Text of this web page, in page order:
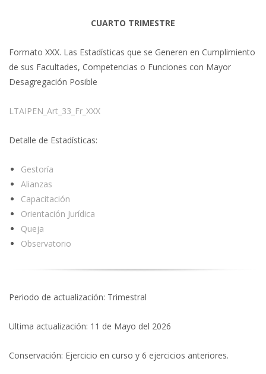
CUARTO TRIMESTRE
Formato XXX. Las Estadísticas que se Generen en Cumplimiento
de sus Facultades, Competencias o Funciones con Mayor
Desagregación Posible
LTAIPEN_Art_33_Fr_XXX
Detalle de Estadísticas:
Gestoría
Alianzas
Capacitación
Orientación Jurídica
Queja
Observatorio
Periodo de actualización: Trimestral
Ultima actualización: 11 de Mayo del 2026
Conservación: Ejercicio en curso y 6 ejercicios anteriores.